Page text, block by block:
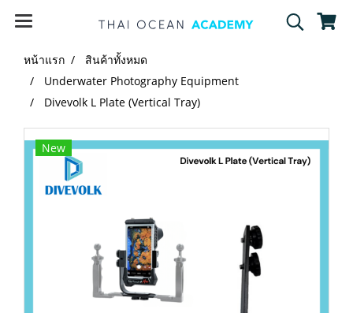
หน้าแรก
สินค้าทั้งหมด
Underwater Photography Equipment
Divevolk L Plate (Vertical Tray)
New